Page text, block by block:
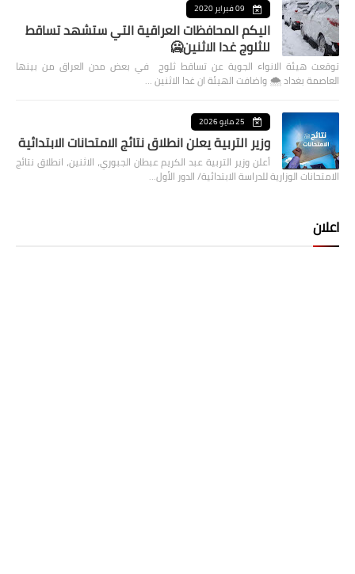
09 فبراير 2020
اليكم المحافظات العراقية التي ستشهد تساقط
للثلوج غدا الاثنين🥶
توقعت هيئة الانواء الجوية عن تساقط ثلوج في بعض مدن العراق من بينها
العاصمة بغداد ⁦🌨️⁩ واضافت الهيئة ان غدا الاثنين …
25 مايو 2026
وزير التربية يعلن انطلاق نتائج الامتحانات الابتدائية
أعلن وزير التربية عبد الكريم عبطان الجبوري، الاثنين، انطلاق نتائج
الامتحانات الوزارية للدراسة الابتدائية/ الدور الأول…
اعلان